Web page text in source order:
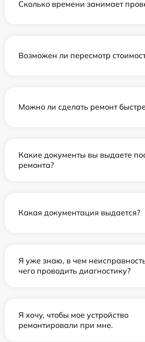
Сколько времени занимает
Возможен ли пересмотр
Можно ли сделать ремонт
Какие документы вы выдаете
ремонта?
Какая документация выдается?
Я уже знаю, в чем
чего проводить диагностику?
Я хочу, чтобы мое устройство
ремонтировали при мне.